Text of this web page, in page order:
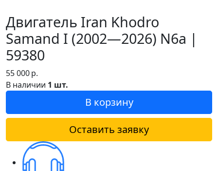
Двигатель Iran Khodro
Samand I (2002—2026) N6a |
59380
55 000р.
В наличии 1 шт.
В корзину
Оставить заявку